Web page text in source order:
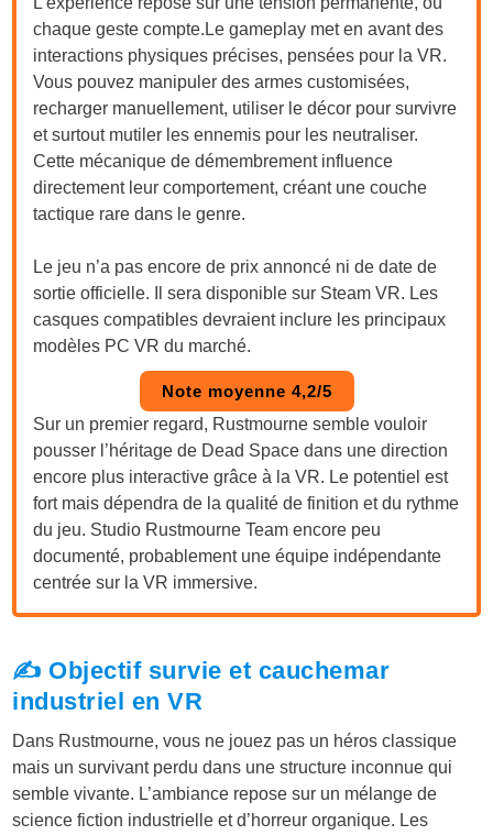
chaque gestecompte.Le gameplay met en avant des
interactions physiques précises, pensées pour la VR.
Vous pouvez manipuler des armes customisées,
recharger manuellement, utiliser le décor pour survivre
et surtout mutiler les ennemis pour les neutraliser.
Cette mécanique de démembrement influence
directement leur comportement, créant une couche
tactique rare dans le genre.
Le jeu n’a pas encore de prix annoncé ni de date de
sortie officielle. Il sera disponible sur Steam VR. Les
casques compatibles devraient inclure les principaux
modèles PC VR du marché.
Note moyenne 4,2/5
Sur un premier regard, Rustmourne semble vouloir
pousser l’héritage de Dead Space dans une direction
encore plus interactive grâce à la VR. Le potentiel est
fort mais dépendra de la qualité de finition et du rythme
du jeu. Studio Rustmourne Team encore peu
documenté, probablement une équipe indépendante
centrée sur la VR immersive.
✍️ Objectif survie et cauchemar
industriel en VR
Dans Rustmourne, vous ne jouez pas un héros classique
mais un survivant perdu dans une structure inconnue qui
semble vivante. L’ambiance repose sur un mélange de
science fiction industrielle et d’horreur organique. Les